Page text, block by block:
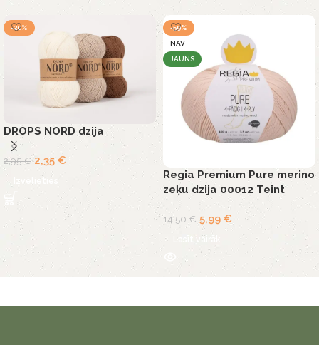
-20%
DROPS NORD dzija
2,95€ 2,35 €
Izvēlieties
-59%
NAV
JAUNS
Regia Premium Pure merino
zeķu dzija 00012 Teint
14,50€ 5,99 €
Lasīt vairāk